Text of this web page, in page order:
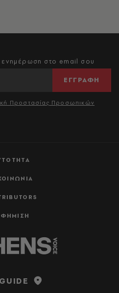
ενημέρωση στο email σου
ΕΓΓΡΑΦΗ
Προστασίας Προσωπικών